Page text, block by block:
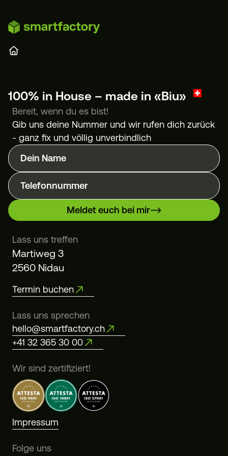
100% in House – made in «Biu»
Lass uns treffen
Martiweg 3
2560 Nidau
Termin buchen
Lass uns sprechen
hello@smartfactory.ch
+41 32 365 30 00
Wir sind zertifiziert!
Impressum
Folge uns
Bereit, wenn du es bist!
Gib uns deine Nummer und wir rufen dich zurück
- ganz fix und völlig unverbindlich
Dein Name
Telefonnummer
Meldet euch bei mir